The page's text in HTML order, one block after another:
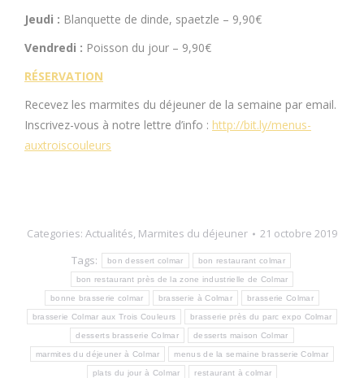
Jeudi : Blanquette de dinde, spaetzle – 9,90€
Vendredi : Poisson du jour – 9,90€
RÉSERVATION
Recevez les marmites du déjeuner de la semaine par email.
Inscrivez-vous à notre lettre d’info : http://bit.ly/menus-
auxtroiscouleurs
Categories: Actualités, Marmites du déjeuner
21 octobre 2019
Tags:
bon dessert colmar bon restaurant colmar
bon restaurant près de la zone industrielle de Colmar
bonne brasserie colmar brasserie à Colmar brasserie Colmar
brasserie Colmar aux Trois Couleurs brasserie près du parc expo Colmar
desserts brasserie Colmar desserts maison Colmar
marmites du déjeuner à Colmar menus de la semaine brasserie Colmar
plats du jour à Colmar restaurant à colmar